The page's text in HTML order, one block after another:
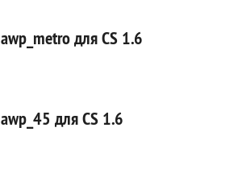
awp_metro для CS 1.6
awp_45 для CS 1.6